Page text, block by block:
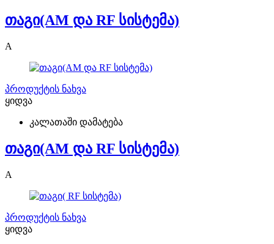
თაგი(AM და RF სისტემა)
A
პროდუქტის ნახვა
ყიდვა
კალათაში დამატება
თაგი(AM და RF სისტემა)
A
პროდუქტის ნახვა
ყიდვა